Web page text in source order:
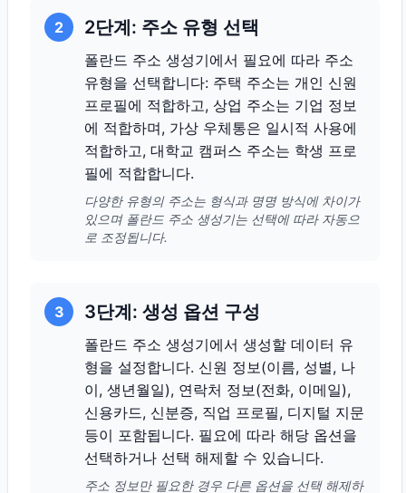
2 2단계: 주소 유형 선택
폴란드 주소 생성기에서 필요에 따라 주소
유형을 선택합니다: 주택 주소는 개인 신원
프로필에 적합하고, 상업 주소는 기업 정보
에 적합하며, 가상 우체통은 일시적 사용에
적합하고, 대학교 캠퍼스 주소는 학생 프로
필에 적합합니다.
다양한 유형의 주소는 형식과 명명 방식에 차이가
있으며 폴란드 주소 생성기는 선택에 따라 자동으
로 조정됩니다.
3 3단계: 생성 옵션 구성
폴란드 주소 생성기에서 생성할 데이터 유
형을 설정합니다. 신원 정보(이름, 성별, 나
이, 생년월일), 연락처 정보(전화, 이메일),
신용카드, 신분증, 직업 프로필, 디지털 지문
등이 포함됩니다. 필요에 따라 해당 옵션을
선택하거나 선택 해제할 수 있습니다.
주소 정보만 필요한 경우 다른 옵션을 선택 해제하